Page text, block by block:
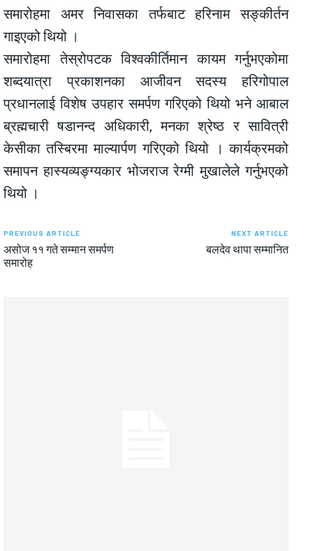
समारोहमा अमर निवासका तर्फबाट हरिनाम सङ्कीर्तन
गाइएको थियो ।
समारोहमा तेस्रोपटक विश्वकीर्तिमान कायम गर्नुभएकोमा
शब्दयात्रा प्रकाशनका आजीवन सदस्य हरिगोपाल
प्रधानलाई विशेष उपहार समर्पण गरिएको थियो भने आबाल
ब्रह्मचारी षडानन्द अधिकारी, मनका श्रेष्ठ र सावित्री
केसीका तस्बिरमा माल्यार्पण गरिएको थियो । कार्यक्रमको
समापन हास्यव्यङ्ग्यकार भोजराज रेग्मी मुखालेले गर्नुभएको
थियो ।
PREVIOUS ARTICLE
असोज ११ गते सम्मान समर्पण
समारोह
NEXT ARTICLE
बलदेव थापा सम्मानित